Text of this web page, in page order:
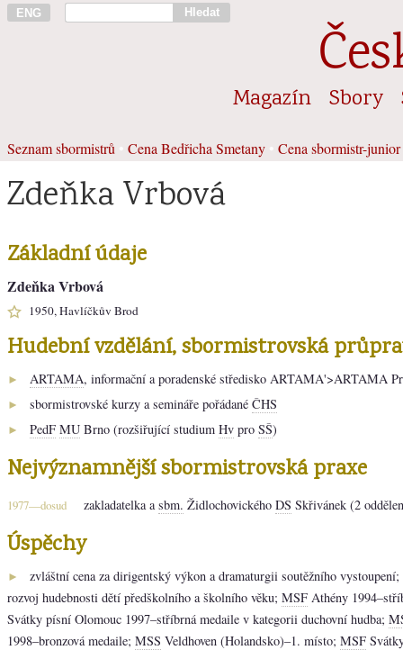
ENG Hledat
Magazín Sbory
Seznam sbormistrů Cena Bedřicha Smetany Cena sbormistr-junior
Zdeňka Vrbová
Základní údaje
Zdeňka Vrbová
1950, Havlíčkův Brod
Hudební vzdělání, sbormistrovská
► ARTAMA, informační a poradenské středisko ARTAMA'>ARTAMA
► sbormistrovské kurzy a semináře pořádané ČHS
► PedF MU Brno (rozšiřující studium Hv pro SŠ)
Nejvýznamnější sbormistrovská praxe
1977—dosud zakladatelka a sbm. Židlochovického DS Skřivánek (2
Úspěchy
►
zvláštní cena za dirigentský výkon a dramaturgii soutěžního vystoupení;
rozvoj hudebnosti dětí předškolního a školního věku; MSF Athény
Svátky písní Olomouc 1997–stříbrná medaile v kategorii duchovní hudba;
1998–bronzová medaile; MSS Veldhoven (Holandsko)–1. místo; MSF